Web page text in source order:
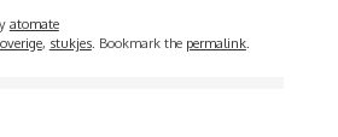
atomate
overige, stukjes. Bookmark the permalink.